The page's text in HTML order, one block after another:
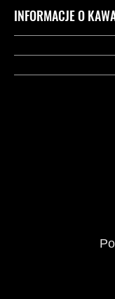
Kontakt
Przydatne strony
INFORMACJE O
Dziedzictwo